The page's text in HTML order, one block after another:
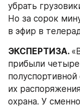
убрать
Но за сорок
в эфир в
ЭКСПЕРТИЗА.
прибыли четыре
их
охрана. У